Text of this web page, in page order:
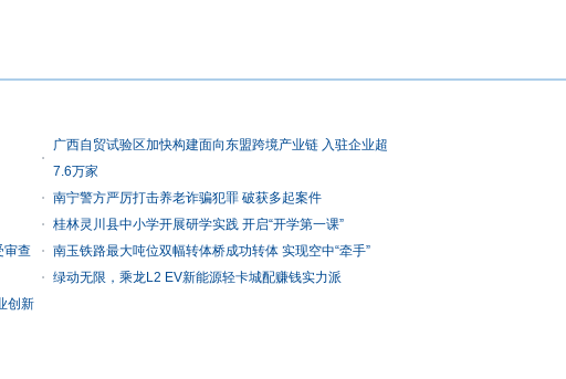
广西自贸试验区加快构建面向东盟跨境产业链 入驻企业超
7.6万家
南宁警方严厉打击养老诈骗犯罪 破获多起案件
桂林灵川县中小学开展研学实践 开启“开学第一课”
审查
南玉铁路最大吨位双幅转体桥成功转体 实现空中“牵手”
绿动无限，乘龙L2 EV新能源轻卡城配赚钱实力派
创新